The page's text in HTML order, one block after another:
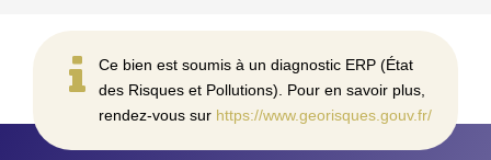
Ce bien est soumis à un diagnostic ERP (État
des Risques et Pollutions). Pour en savoir plus,
rendez-vous sur https://www.georisques.gouv.fr/